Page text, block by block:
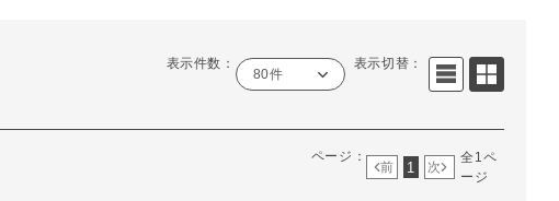
表示件数：
80件
表示切替：
ページ：
前 1 次
全1ペ
ージ